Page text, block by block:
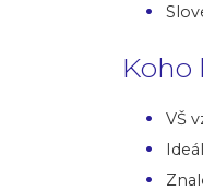
Koho
VŠ